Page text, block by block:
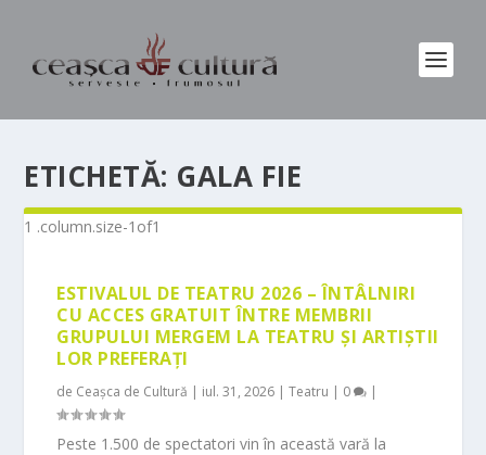
ETICHETĂ: GALA FIE
ESTIVALUL DE TEATRU 2026 – ÎNTÂLNIRI
CU ACCES GRATUIT ÎNTRE MEMBRII
GRUPULUI MERGEM LA TEATRU ȘI ARTIȘTII
LOR PREFERAȚI
de Ceașca de Cultură | iul. 31, 2026 |Teatru | 0 |
Peste 1.500 de spectatori vin în această vară la